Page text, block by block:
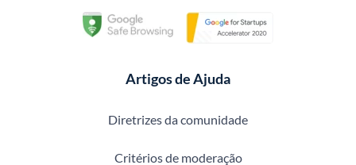
Artigos de Ajuda
Diretrizes da comunidade
Critérios de moderação